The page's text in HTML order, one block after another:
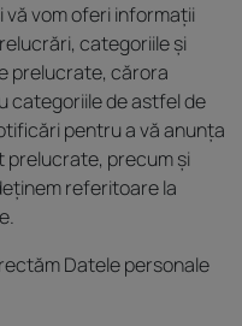
vom oferi informații
categoriile și
prelucrate, cărora
categoriile de astfel de
pentru a vă anunța
prelucrate, precum și
referitoare la
Datele personale